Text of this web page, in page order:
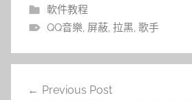
軟件教程
QQ音樂, 屏蔽, 拉黑, 歌手
Previous Post